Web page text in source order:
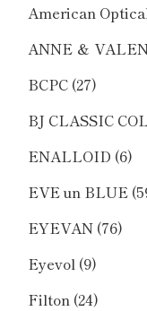
American
ANNE ＆
BCPC (27)
BJ CLASSIC
ENALLOID (6)
EVE un BLUE
EYEVAN (76)
Eyevol (9)
Filton (24)